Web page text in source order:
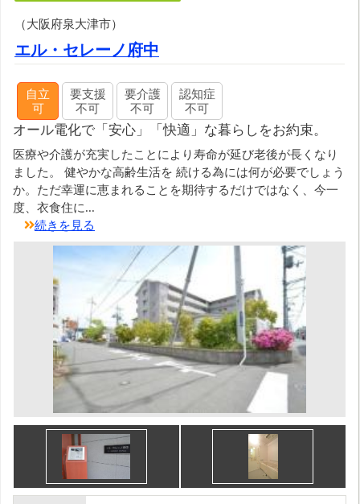
（大阪府泉大津市）
エル・セレーノ府中
自立
可
要支援
不可
要介護
不可
認知症
不可
オール電化で「安心」「快適」な暮らしをお約束。
医療や介護が充実したことにより寿命が延び老後が長くなり
ました。 健やかな高齢生活を 続ける為には何が必要でしょう
か。ただ幸運に恵まれることを期待するだけではなく、今一
度、衣食住に...
続きを見る